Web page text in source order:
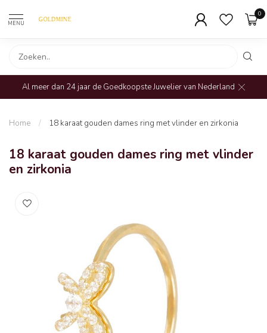
MENU
0
Al meer dan 24 jaar de Goedkoopste Juwelier van Nederland
Home / 18 karaat gouden dames ring met vlinder en zirkonia
18 karaat gouden dames ring met vlinder
en zirkonia